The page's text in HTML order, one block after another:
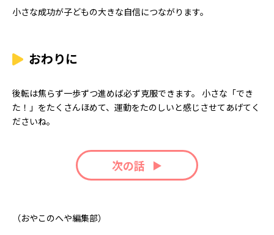
小さな成功が子どもの大きな自信につながります。
おわりに
後転は焦らず一歩ずつ進めば必ず克服できます。 小さな「でき
た！」をたくさんほめて、運動をたのしいと感じさせてあげてく
ださいね。
次の話
（おやこのへや編集部）